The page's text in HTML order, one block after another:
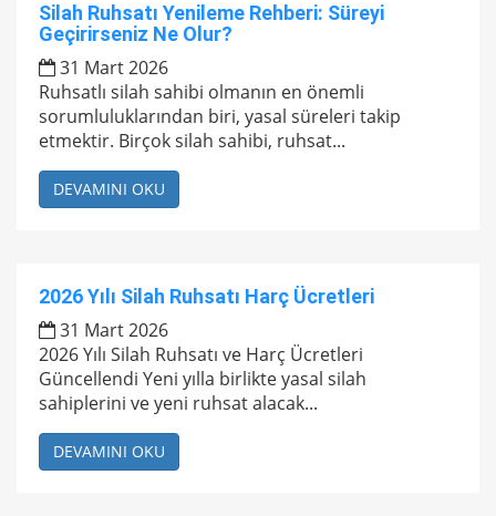
Silah Ruhsatı Yenileme Rehberi: Süreyi
Geçirirseniz Ne Olur?
31 Mart 2026
Ruhsatlı silah sahibi olmanın en önemli
sorumluluklarından biri, yasal süreleri takip
etmektir. Birçok silah sahibi, ruhsat...
DEVAMINI OKU
2026 Yılı Silah Ruhsatı Harç Ücretleri
31 Mart 2026
2026 Yılı Silah Ruhsatı ve Harç Ücretleri
Güncellendi Yeni yılla birlikte yasal silah
sahiplerini ve yeni ruhsat alacak...
DEVAMINI OKU